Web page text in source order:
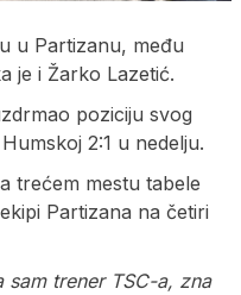
u Partizanu, među
je i Žarko Lazetić.
poziciju svog
2:1 u nedelju.
trećem mestu tabele
Partizana na četiri
sam trener TSC-a, zna